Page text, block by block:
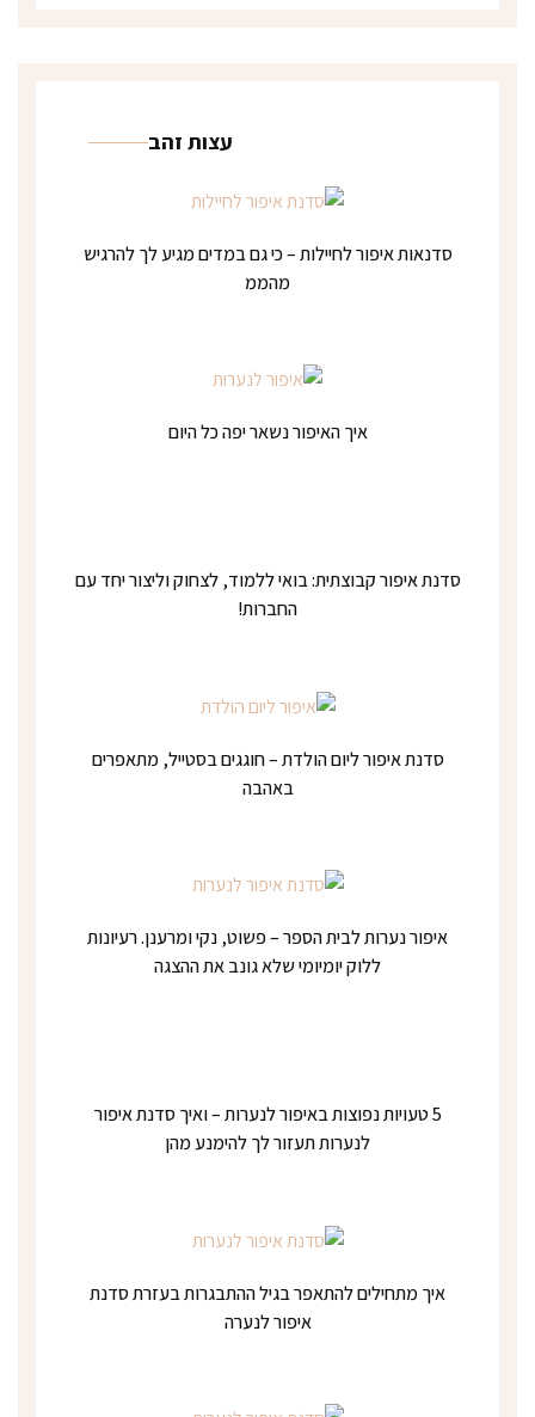
עצות זהב
סדנאות איפור לחיילות – כי גם במדים מגיע לך להרגיש
מהממ
איך האיפור נשאר יפה כל היום
סדנת איפור קבוצתית: בואי ללמוד, לצחוק וליצור יחד עם
החברות!
סדנת איפור ליום הולדת – חוגגים בסטייל, מתאפרים
באהבה
איפור נערות לבית הספר – פשוט, נקי ומרענן. רעיונות
ללוק יומיומי שלא גונב את ההצגה
5 טעויות נפוצות באיפור לנערות – ואיך סדנת איפור
לנערות תעזור לך להימנע מהן
איך מתחילים להתאפר בגיל ההתבגרות בעזרת סדנת
איפור לנערה